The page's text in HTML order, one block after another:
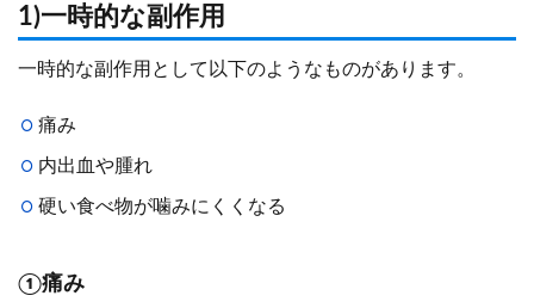
1)一時的な副作用
一時的な副作用として以下のようなものがあります。
痛み
内出血や腫れ
硬い食べ物が噛みにくくなる
①痛み